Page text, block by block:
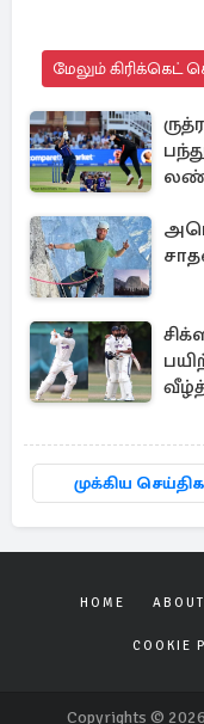
மேலும் கிரிக்கெட்
முக்கிய
HOME ABOUT
COOKIE
Copyrights © 2026